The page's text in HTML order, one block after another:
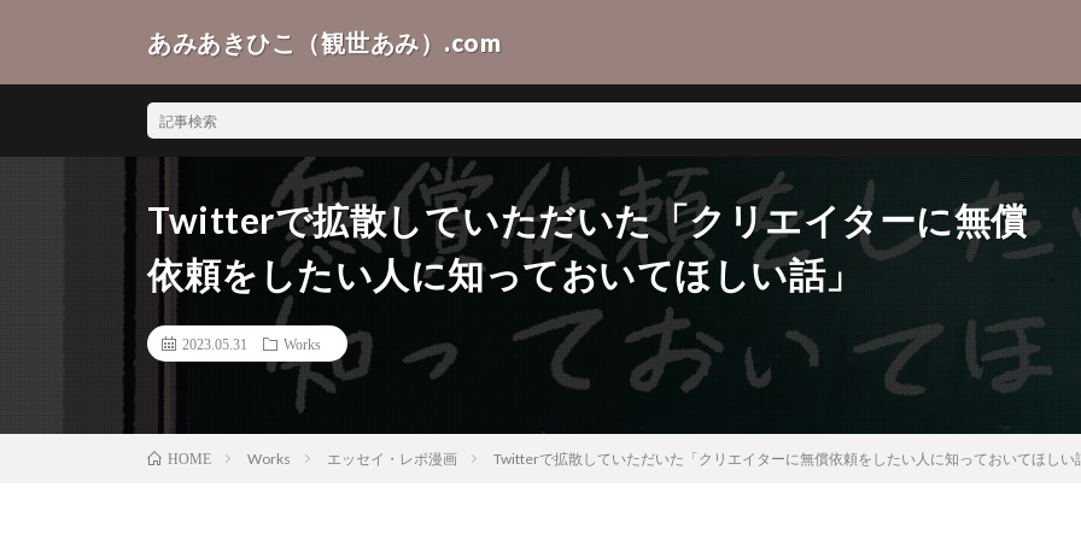
あみあきひこ（観世あみ）.com
Twitterで拡散していただいた「クリエイターに無償
依頼をしたい人に知っておいてほしい話」
2023.05.31 Works
HOME Works エッセイ・レポ漫画 Twitterで拡散していただいた「クリエイターに無償依頼をしたい人に知っておいてほしい